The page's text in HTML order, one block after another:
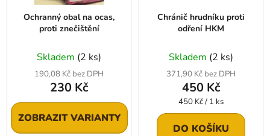
ů
Ochranný obal na ocas,
proti znečištění
Skladem (2 ks)
190,08 Kč bez DPH
230 Kč
ZOBRAZIT VARIANTY
Chránič hrudníku proti
odření HKM
Skladem (2 ks)
371,90 Kč bez DPH
450 Kč
Měrná
cena:
450 Kč / 1 ks
DO KOŠÍKU